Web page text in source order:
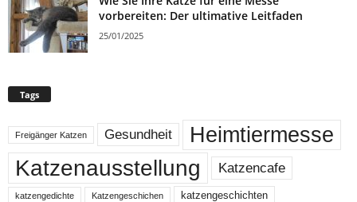
vorbereiten: Der ultimative Leitfaden
25/01/2025
Tags
Freigänger Katzen Gesundheit Heimtiermesse
Katzenausstellung Katzencafe
katzengedichte Katzengeschichen katzengeschichten